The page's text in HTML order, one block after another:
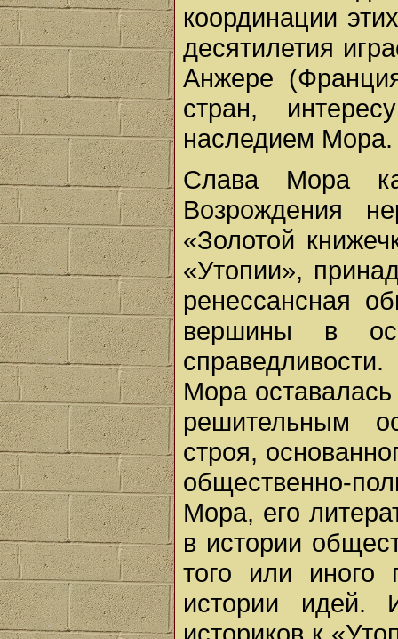
координации
десятилетия
Анжере
стран,
наследием Мора.
Слава Мора
Возрождения
«Золотой
«Утопии»,
ренессансная
вершины в
Мора
решительным
строя,
общественно-
Мора, его
в истории
того или
истории идей.